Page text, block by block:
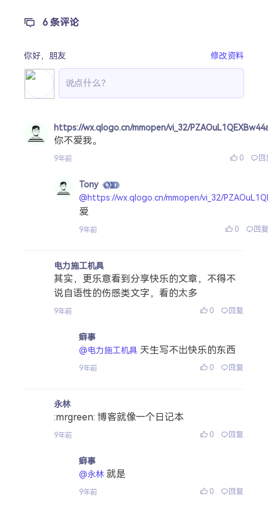
6 条评论
你好， 朋友 修改资料
https://wx.qlogo.cn/mmopen/vi_32/
你不爱我。
9年前 0
Tony
@https://wx.qlogo.cn/mmopen/vi_32/
爱
9年前 0 回
电力施工机具
其实，更乐意看到分享快乐的文章，不得不
说自语性的伤感类文字，看的太多
9年前 0 回复
癖事
@电力施工机具 天生写不出快乐的东西
9年前 0 回复
永林
:mrgreen: 博客就像一个日记本
9年前 0 回复
癖事
@永林 就是
9年前 0 回复